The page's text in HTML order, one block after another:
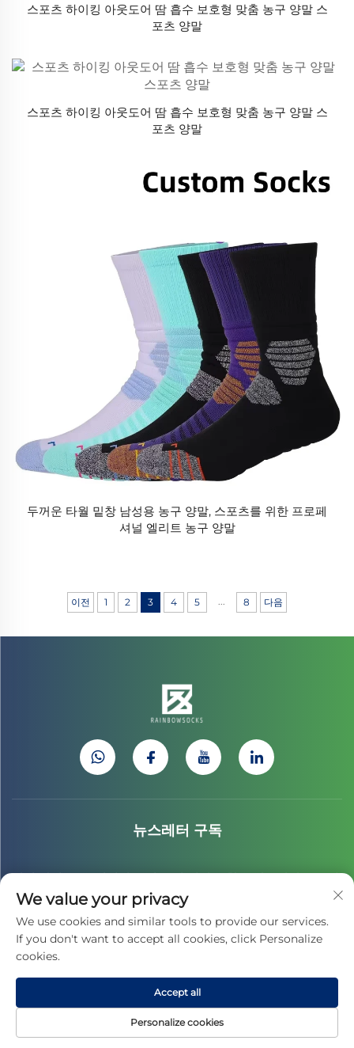
스포츠 하이킹 아웃도어 땀 흡수 보호형 맞춤 농구 양말 스
포츠 양말
스포츠 하이킹 아웃도어 땀 흡수 보호형 맞춤 농구 양말 스
포츠 양말
두꺼운 타월 밑창 남성용 농구 양말, 스포츠를 위한 프로페
셔널 엘리트 농구 양말
이전 1 2 3 4 5 8 다음
뉴스레터 구독
최신 산업 뉴스, 업데이트 및 우리 팀의 통찰을 받으려면 뉴스레
터에 가입하세요.
Copyright © 2025 by 지아싱 차이홍 스포츠 컬처 주식회사 -
개인정보 처리
방침
We value your privacy
We use cookies and similar tools to provide our services.
If you don't want to accept all cookies, click Personalize
cookies.
Personalize cookies
Accept all